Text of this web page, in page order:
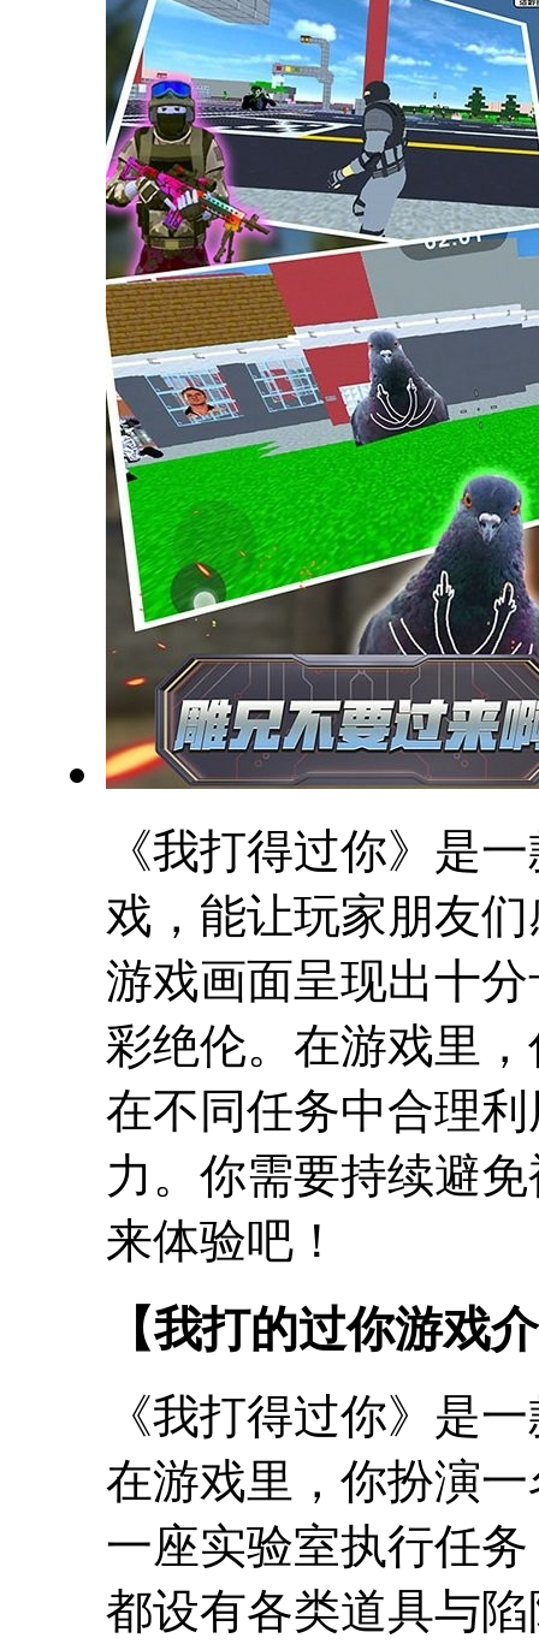
《我打得过你》是
戏，能让玩家朋友
游戏画面呈现出十
彩绝伦。在游戏里
在不同任务中合理
力。你需要持续避
来体验吧！
【我打的过你游戏
《我打得过你》是
在游戏里，你扮演
一座实验室执行任
都设有各类道具与